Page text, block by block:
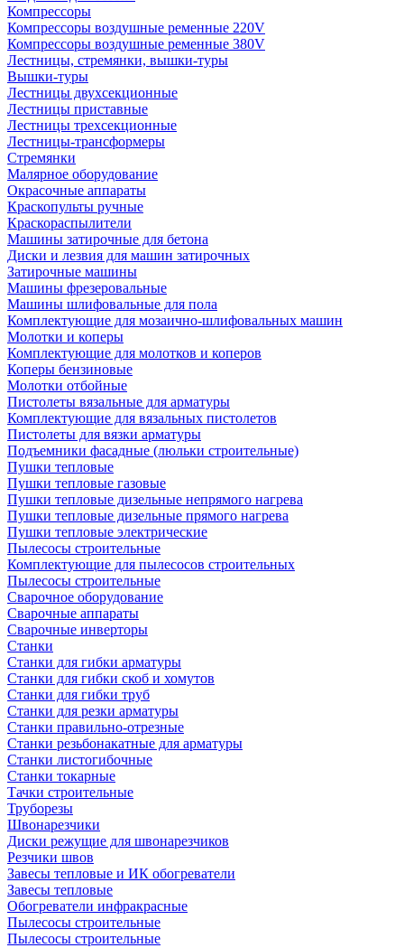
Компрессоры
Компрессоры воздушные ременные 220V
Компрессоры воздушные ременные 380V
Лестницы, стремянки, вышки-туры
Вышки-туры
Лестницы двухсекционные
Лестницы приставные
Лестницы трехсекционные
Лестницы-трансформеры
Стремянки
Малярное оборудование
Окрасочные аппараты
Краскопульты ручные
Краскораспылители
Машины затирочные для бетона
Диски и лезвия для машин затирочных
Затирочные машины
Машины фрезеровальные
Машины шлифовальные для пола
Комплектующие для мозаично-шлифовальных машин
Молотки и коперы
Комплектующие для молотков и коперов
Коперы бензиновые
Молотки отбойные
Пистолеты вязальные для арматуры
Комплектующие для вязальных пистолетов
Пистолеты для вязки арматуры
Подъемники фасадные (люльки строительные)
Пушки тепловые
Пушки тепловые газовые
Пушки тепловые дизельные непрямого нагрева
Пушки тепловые дизельные прямого нагрева
Пушки тепловые электрические
Пылесосы строительные
Комплектующие для пылесосов строительных
Пылесосы строительные
Сварочное оборудование
Сварочные аппараты
Сварочные инверторы
Станки
Станки для гибки арматуры
Станки для гибки скоб и хомутов
Станки для гибки труб
Станки для резки арматуры
Станки правильно-отрезные
Станки резьбонакатные для арматуры
Станки листогибочные
Станки токарные
Тачки строительные
Труборезы
Швонарезчики
Диски режущие для швонарезчиков
Резчики швов
Завесы тепловые и ИК обогреватели
Завесы тепловые
Обогреватели инфракрасные
Пылесосы строительные
Пылесосы строительные